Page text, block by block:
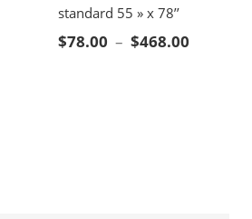
Plage de prix : $41.00 à $244.00
standard 55 » x 78’’
$78.00 – $468.00